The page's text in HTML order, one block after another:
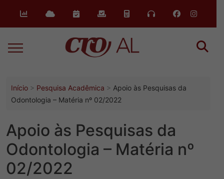
conteúdo
Início Pesquisa Acadêmica
Apoio às Pesquisas da
Odontologia – Matéria nº 02/2022
Apoio às Pesquisas da
Odontologia – Matéria nº
02/2022